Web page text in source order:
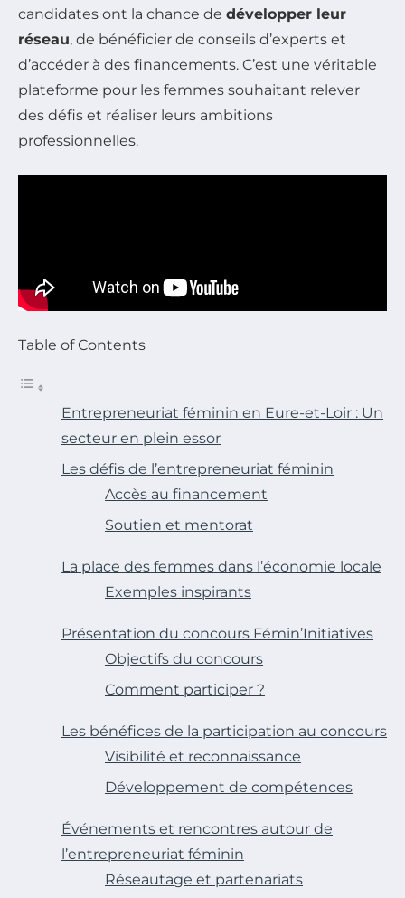
candidates ont la chance de développer leur
réseau, de bénéficier de conseils d’experts et
d’accéder à des financements. C’est une véritable
plateforme pour les femmes souhaitant relever
des défis et réaliser leurs ambitions
professionnelles.
Table of Contents
Entrepreneuriat féminin en Eure-et-Loir : Un
secteur en plein essor
Les défis de l’entrepreneuriat féminin
Accès au financement
Soutien et mentorat
La place des femmes dans l’économie locale
Exemples inspirants
Présentation du concours Fémin’Initiatives
Objectifs du concours
Comment participer ?
Les bénéfices de la participation au concours
Visibilité et reconnaissance
Développement de compétences
Événements et rencontres autour de
l’entrepreneuriat féminin
Réseautage et partenariats